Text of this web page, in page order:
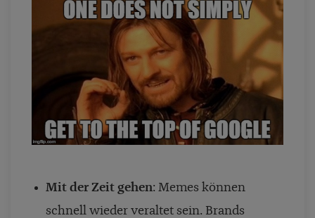
Mit der Zeit gehen: Memes können
schnell wieder veraltet sein. Brands